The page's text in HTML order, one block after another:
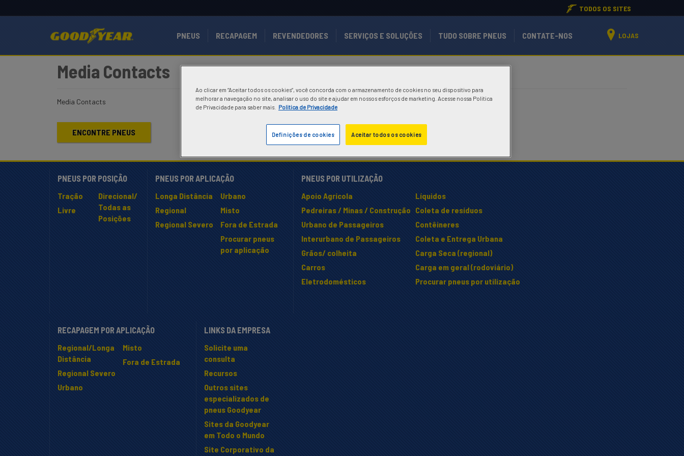
TODOS OS SITES
PNEUS RECAPAGEM REVENDEDORES SERVIÇOS E SOLUÇÕES TUDO SOBRE PNEUS CONTATE-NOS LOJAS
Media Contacts
Media Contacts
ENCONTRE PNEUS
PNEUS POR POSIÇÃO
Tração
Livre
Direcional/
Todas as
Posições
PNEUS POR APLICAÇÃO
Longa Distância
Regional
Regional Severo
Urbano
Misto
Fora de Estrada
Procurar pneus
por aplicação
PNEUS POR UTILIZAÇÃO
Apoio Agrícola
Pedreiras / Minas / Construção
Urbano de Passageiros
Interurbano de Passageiros
Grãos/ colheita
Carros
Eletrodomésticos
Líquidos
Coleta de resíduos
Contêineres
Coleta e Entrega Urbana
Carga Seca (regional)
Carga em geral (rodoviário)
Procurar pneus por utilização
RECAPAGEM POR APLICAÇÃO
Regional/Longa
Distância
Regional Severo
Urbano
Misto
Fora de Estrada
LINKS DA EMPRESA
Solicite uma
consulta
Recursos
Outros sites
especializados de
pneus Goodyear
Sites da Goodyear
em Todo o Mundo
Site Corporativo da
Ao clicar em “Aceitar todos os cookies”, você concorda com o armazenamento de cookies no seu dispositivo para
melhorar a navegação no site, analisar o uso do site e ajudar em nossos esforços de marketing. Acesse nossa Politica
de Privacidade para saber mais.
Politica de Privacidade
Aceitar todos os cookies
Definições de cookies